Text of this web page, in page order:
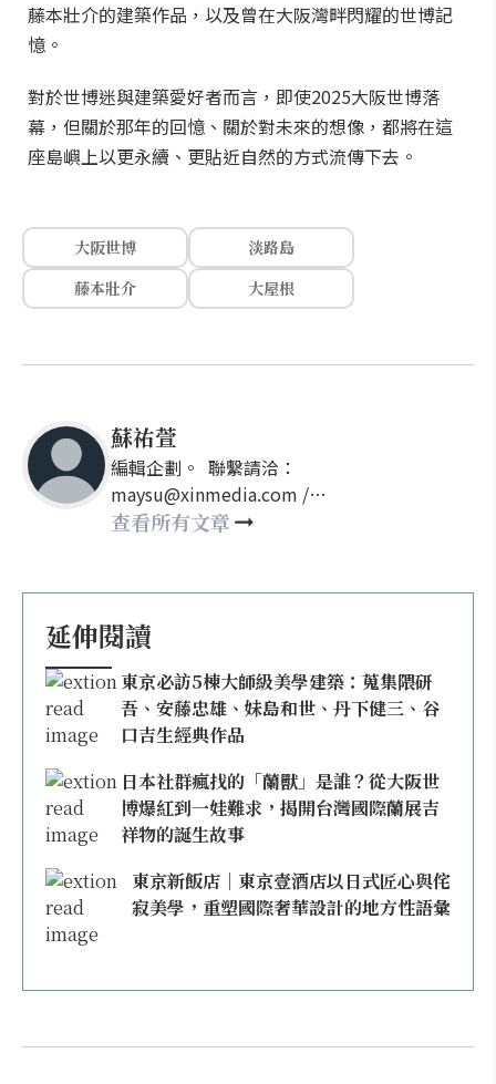
藤本壯介的建築作品，以及曾在大阪灣畔閃耀的世博記
憶。
對於世博迷與建築愛好者而言，即使2025大阪世博落
幕，但關於那年的回憶、關於對未來的想像，都將在這
座島嶼上以更永續、更貼近自然的方式流傳下去。
大阪世博
淡路島
藤本壯介
大屋根
蘇祐萱
編輯企劃。 聯繫請洽：
maysu@xinmedia.com /
may860527@gmail.com
查看所有文章
延伸閱讀
東京必訪5棟大師級美學建築：蒐集隈研
吾、安藤忠雄、妹島和世、丹下健三、谷
口吉生經典作品
日本社群瘋找的「蘭獸」是誰？從大阪世
博爆紅到一娃難求，揭開台灣國際蘭展吉
祥物的誕生故事
東京新飯店｜東京壹酒店以日式匠心與侘
寂美學，重塑國際奢華設計的地方性語彙